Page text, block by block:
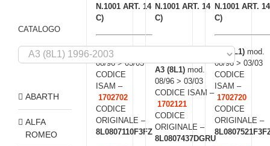
N.1001 ART. 14
C)
A3 (8L1)
08/96 > 03/03
CODICE
ISAM –
1702702
CODICE
ORIGINALE –
8L0807110F3FZ
N.1001 ART. 14
C)
A3 (8L1) mod.
08/96 > 03/03
CODICE ISAM –
1702121
CODICE
ORIGINALE –
8L0807437DGRU
N.1001 ART. 14
C)
A3 (8L1)mod.
08/96 > 03/03
CODICE
ISAM –
1702720
CODICE
ORIGINALE –
CATALOGO
ABARTH
ALFA
ROMEO